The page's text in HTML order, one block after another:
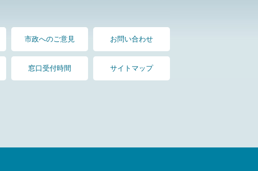
市政へのご意見 お問い合わせ
窓口受付時間 サイトマップ